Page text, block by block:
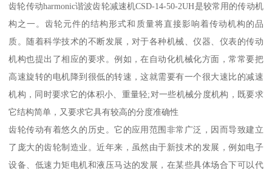
齿轮传动harmonic谐波齿轮减速机CSD-14-50-2UH是较常用的传动机
构之一。齿轮元件的结构形式和质量将直接影响着传动机构的品
质。随着科学技术的不断发展，对于各种机械、仪器、仪表的传动
机构也提出了相应的要求。例如，在自动化机械化方面，常常要把
高速旋转的电机降到很低的转速，这就需要有一个很大速比的减速
机构，同时要求它的体积小、重量轻;对一些机械分度机构，既要求
它结构简单，又要求它具有较高的分度准确性
齿轮传动有着悠久的历史。它的应用范围非常广泛，因而导致建立
了庞大的齿轮制造业。近年来，虽然由于新技术的发展，例如电子
设备、低速力矩电机和液压马达的发展，在某些具体场合下可以代